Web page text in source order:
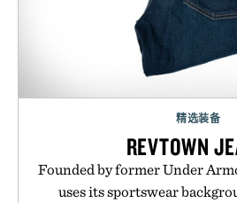
精选装备
REVTOWN
Founded by former Under
uses its sportswear